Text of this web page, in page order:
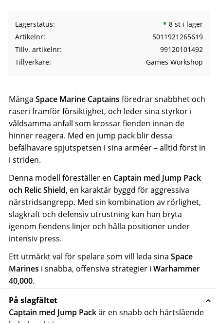
Lagerstatus
8 st i lager
Artikelnr
5011921265619
Tillv. artikelnr
99120101492
Tillverkare
Games Workshop
Många Space Marine Captains föredrar snabbhet och
raseri framför försiktighet, och leder sina styrkor i
våldsamma anfall som krossar fienden innan de
hinner reagera. Med en jump pack blir dessa
befälhavare spjutspetsen i sina arméer – alltid först in
i striden.
Denna modell föreställer en Captain med Jump Pack
och Relic Shield, en karaktär byggd för aggressiva
närstridsangrepp. Med sin kombination av rörlighet,
slagkraft och defensiv utrustning kan han bryta
igenom fiendens linjer och hålla positioner under
intensiv press.
Ett utmärkt val för spelare som vill leda sina Space
Marines i snabba, offensiva strategier i Warhammer
40,000.
På slagfältet
Captain med Jump Packär en snabb och hårtslående